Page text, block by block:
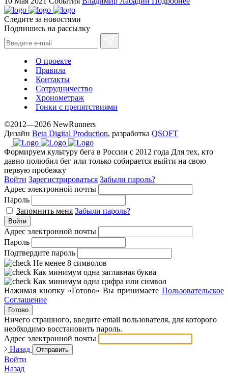
exceptional
method.
www.yvessaintlaurent.to
with
prices.
Следите за новостями
Подпишись на рассылку
О проекте
Правила
Контакты
Сотрудничество
Хронометраж
Гонки с препятствиями
©2012—2026 NewRunners
Дизайн Beta Digital Production, разработка QSOFT
Формируем культуру бега в России с 2012 года Для тех, кто
давно полюбил бег или только собирается выйти на свою
первую пробежку
Войти Зарегистрироваться Забыли пароль?
Адрес электронной почты
Пароль
Запомнить меня Забыли пароль?
Войти
Адрес электронной почты
Пароль
Подтвердите пароль
Не менее 8 символов
Как минимум одна заглавная буква
Как минимум одна цифра или символ
Нажимая кнопку «Готово» Вы принимаете Пользовательское
Соглашение
Готово
Ничего страшного, введите email пользователя, для которого
необходимо восстановить пароль.
Адрес электронной почты
Назад
Отправить
Войти
Назад